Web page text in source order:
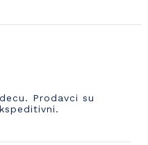
Prodavci su